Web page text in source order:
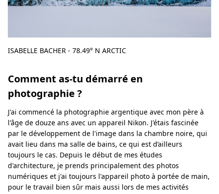
ISABELLE BACHER - 78.49° N ARCTIC
Comment as-tu démarré en
photographie ?
J'ai commencé la photographie argentique avec mon père à
l'âge de douze ans avec un appareil Nikon. J'étais fascinée
par le développement de l'image dans la chambre noire, qui
avait lieu dans ma salle de bains, ce qui est d’ailleurs
toujours le cas. Depuis le début de mes études
d'architecture, je prends principalement des photos
numériques et j'ai toujours l'appareil photo à portée de main,
pour le travail bien sûr mais aussi lors de mes activités